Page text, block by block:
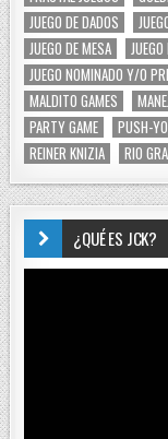
JUEGO DE DADOS
JUEGO DE MESA
JUEGO NOMINADO Y/O
MALDITO GAMES
PARTY GAME
PUSH-
REINER KNIZIA
RIO
¿QUÉ ES JCK?